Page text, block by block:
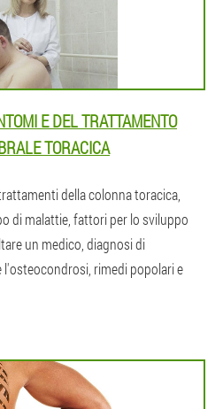
E DEL TRATTAMENTO
TORACICA
della colonna toracica,
di malattie, fattori per lo sviluppo
un medico, diagnosi di
rimedi popolari e